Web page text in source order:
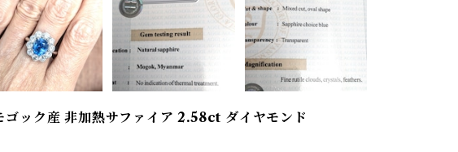
ック産 非加熱サファイア 2.58ct ダイヤモンド